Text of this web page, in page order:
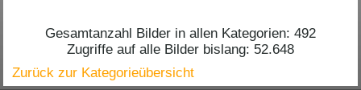
Gesamtanzahl Bilder in allen Kategorien: 492
Zugriffe auf alle Bilder bislang: 52.648
Zurück zur Kategorieübersicht